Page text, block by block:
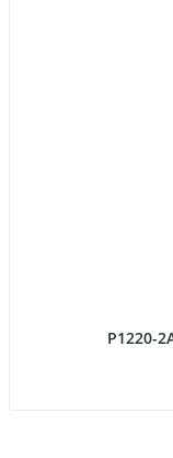
P1220-